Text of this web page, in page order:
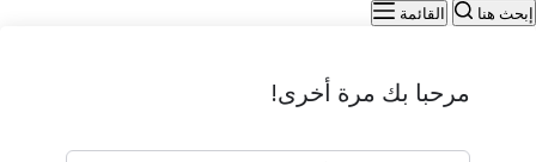
إبحث هنا القائمة
مرحبا بك مرة أخرى!